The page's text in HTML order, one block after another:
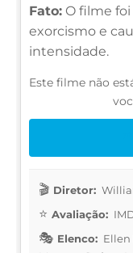
Fato: O filme
exorcismo e
intensidade.
Este filme não
Diretor:
Avaliação:
Elenco: Ellen